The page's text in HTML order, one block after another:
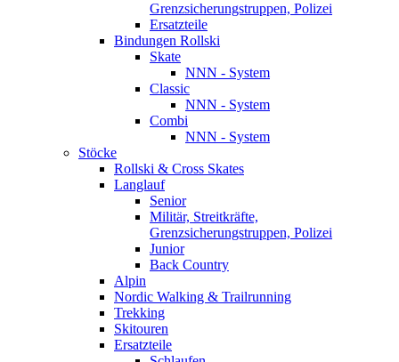
Grenzsicherungstruppen, Polizei
Ersatzteile
Bindungen Rollski
Skate
NNN - System
Classic
NNN - System
Combi
NNN - System
Stöcke
Rollski & Cross Skates
Langlauf
Senior
Militär, Streitkräfte,
Grenzsicherungstruppen, Polizei
Junior
Back Country
Alpin
Nordic Walking & Trailrunning
Trekking
Skitouren
Ersatzteile